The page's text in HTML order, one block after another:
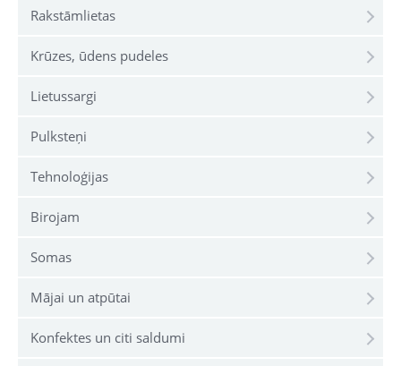
Rakstāmlietas
Krūzes, ūdens pudeles
Lietussargi
Pulksteņi
Tehnoloģijas
Birojam
Somas
Mājai un atpūtai
Konfektes un citi saldumi